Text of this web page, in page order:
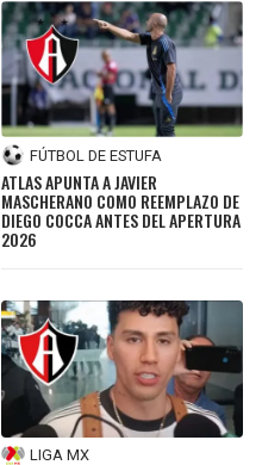
FÚTBOL DE ESTUFA
ATLAS APUNTA A JAVIER
MASCHERANO COMO REEMPLAZO DE
DIEGO COCCA ANTES DEL APERTURA
2026
LIGA MX